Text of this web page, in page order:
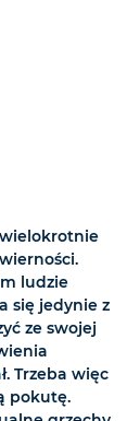
wielokrotnie
ludzie
się jedynie z
ze swojej
Trzeba więc
pokutę.